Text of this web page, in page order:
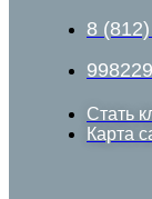
8
Стать
Карта